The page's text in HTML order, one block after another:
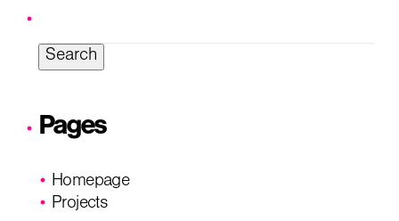
Pages
Homepage
Projects